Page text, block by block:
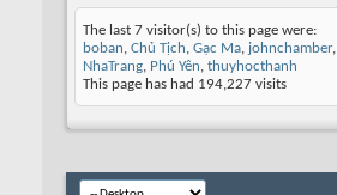
The last 7 visitor(s) to this page were:
boban, Chủ Tịch, Gạc Ma, johnchamber,
NhaTrang, Phú Yên, thuyhocthanh
This page has had 194,227 visits